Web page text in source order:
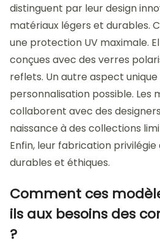
distinguent par leur design
matériaux légers et durables.
une protection UV maximale.
conçues avec des verres
reflets. Un autre aspect
personnalisation possible. Les
collaborent avec des
naissance à des collections
Enfin, leur fabrication
durables et éthiques.
Comment ces
ils aux besoins des
?